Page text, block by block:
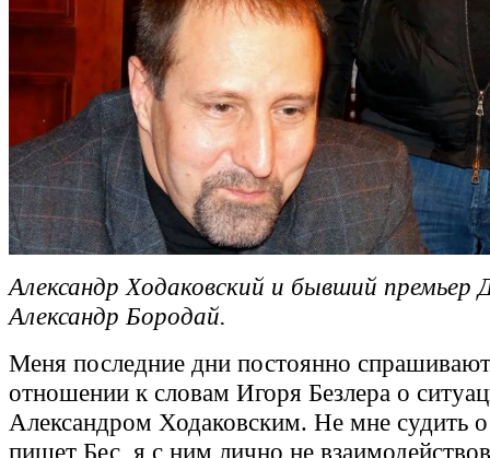
Александр Ходаковский и бывший премьер
Александр Бородай.
Меня последние дни постоянно
отношении к словам Игоря Безлера о
Александром Ходаковским. Не мне судить
пишет Бес, я с ним лично не